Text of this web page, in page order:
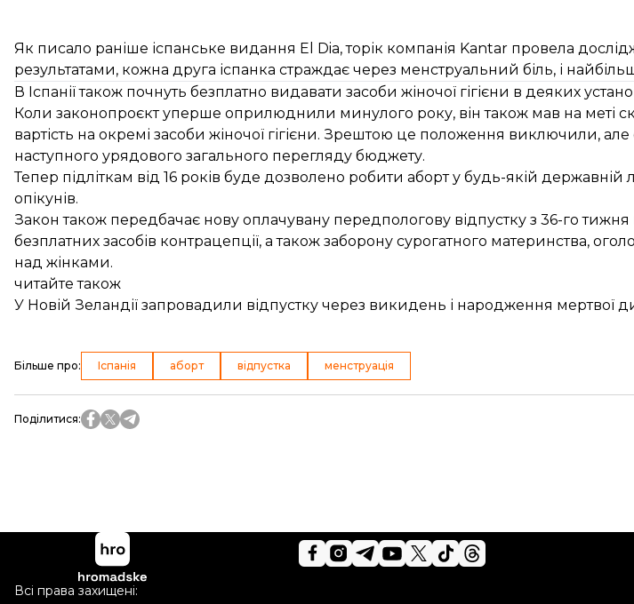
Як писало раніше іспанське видання El Dia, торік компанія Kantar провела
результатами, кожна друга іспанка страждає через менструальний біль, і
В Іспанії також почнуть безплатно видавати засоби жіночої гігієни в деяких
Коли законопроєкт уперше оприлюднили минулого року, він також мав на меті
вартість на окремі засоби жіночої гігієни. Зрештою це положення виключили, але
наступного урядового загального перегляду бюджету.
Тепер підліткам від 16 років буде дозволено робити аборт у будь-якій державній
опікунів.
Закон також передбачає нову оплачувану передпологову відпустку з 36-го тижня
безплатних засобів контрацепції, а також заборону сурогатного материнства,
над жінками.
читайте також
У Новій Зеландії запровадили відпустку через викидень і народження мертвої
Більше про: Іспанія аборт відпустка менструація
Поділитися:
Всі права захищені: